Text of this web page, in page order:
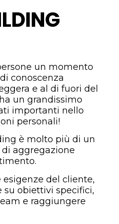
un momento
conoscenza
e al di fuori del
un grandissimo
importanti nello
personali!
è molto più di un
aggregazione
del cliente,
su obiettivi specifici,
e raggiungere